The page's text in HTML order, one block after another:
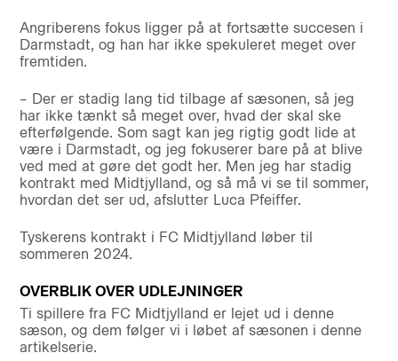
Angriberens fokus ligger på at fortsætte succesen i
Darmstadt, og han har ikke spekuleret meget over
fremtiden.
– Der er stadig lang tid tilbage af sæsonen, så jeg
har ikke tænkt så meget over, hvad der skal ske
efterfølgende. Som sagt kan jeg rigtig godt lide at
være i Darmstadt, og jeg fokuserer bare på at blive
ved med at gøre det godt her. Men jeg har stadig
kontrakt med Midtjylland, og så må vi se til sommer,
hvordan det ser ud, afslutter Luca Pfeiffer.
Tyskerens kontrakt i FC Midtjylland løber til
sommeren 2024.
OVERBLIK OVER UDLEJNINGER
Ti spillere fra FC Midtjylland er lejet ud i denne
sæson, og dem følger vi i løbet af sæsonen i denne
artikelserie.